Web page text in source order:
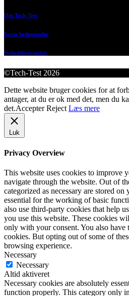
Om Tech-Test
Vores bedømmelse
Nyhedsbrevsarkiv
©Tech-Test 2026
Dette website bruger cookies for at
antager, at du er ok med det, men du
det.Accepter Reject Læs mere
Luk
Privacy Overview
This website uses cookies to improve
navigate through the website. Out of
categorized as necessary are stored
essential for the working of basic
also use third-party cookies that help
you use this website. These cookies
only with your consent. You also have
cookies. But opting out of some of
browsing experience.
Necessary
Necessary
Altid aktiveret
Necessary cookies are absolutely
function properly. This category only